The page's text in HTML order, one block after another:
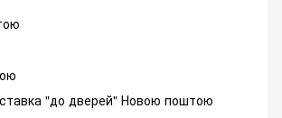
"до дверей" Новою поштою